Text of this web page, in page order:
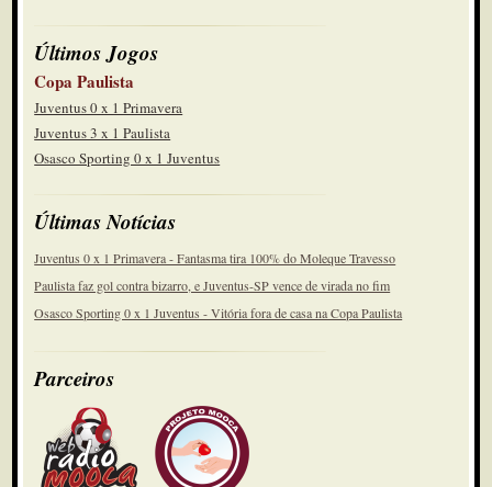
Últimos Jogos
Copa Paulista
Juventus 0 x 1 Primavera
Juventus 3 x 1 Paulista
Osasco Sporting 0 x 1 Juventus
Últimas Notícias
Juventus 0 x 1 Primavera - Fantasma tira 100% do Moleque Travesso
Paulista faz gol contra bizarro, e Juventus-SP vence de virada no fim
Osasco Sporting 0 x 1 Juventus - Vitória fora de casa na Copa Paulista
Parceiros